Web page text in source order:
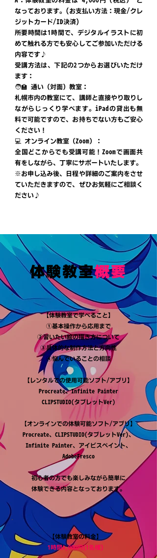
なっております。(お支払い方法：現金/クレ
ジットカード/ID決済)
所要時間は1時間で、デジタルイラストに初
めて触れる方でも安心してご参加いただける
内容です♪
受講方法は、下記の2つからお選びいただけ
ます：
🧑‍🏫 通い（対面）教室：
札幌市内の教室にて、講師と直接やり取りし
ながらじっくり学べます。iPadの貸出も無
料で可能ですので、お持ちでない方もご安心
ください！
💻 オンライン教室（Zoom）：
全国どこからでも受講可能！Zoomで画面共
有をしながら、丁寧にサポートいたします。
※お申し込み後、日程や詳細のご案内をさせ
ていただきますので、ぜひお気軽にご相談く
ださい♪
体験教室概要
【体験教室で学べること】
①基本操作から応用まで
②習いたい絵の描き方について
③具体的な制作方法と方向性
​④悩んでいることの相談
【レンタルでの使用可能ソフト/アプリ】
Procreate、Infinite Painter
CLIPSTUDIO(タブレットVer)
【オンラインでの体験可能ソフト/アプリ】
Procreate、CLIPSTUDIO(タブレットVer)、
Infinite Painter、アイビスペイント、
AdobeFresco
初心者の方でも楽しみながら簡単に
体験できる内容となっております。
【体験教室の料金】
1時間4,000円(1名様)